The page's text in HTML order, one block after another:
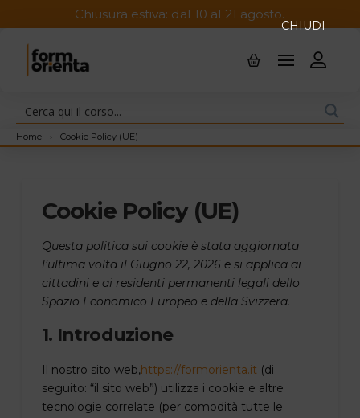
Chiusura estiva: dal 10 al 21 agosto.
Home › Cookie Policy (UE)
Cookie Policy (UE)
Questa politica sui cookie è stata aggiornata
l’ultima volta il Giugno 22, 2026 e si applica ai
cittadini e ai residenti permanenti legali dello
Spazio Economico Europeo e della Svizzera.
1. Introduzione
Il nostro sito web,https://formorienta.it(di
seguito: “il sito web”) utilizza i cookie e altre
tecnologie correlate (per comodità tutte le
CHIUDI